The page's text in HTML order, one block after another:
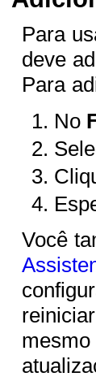
Para
deve
Para
No
Você